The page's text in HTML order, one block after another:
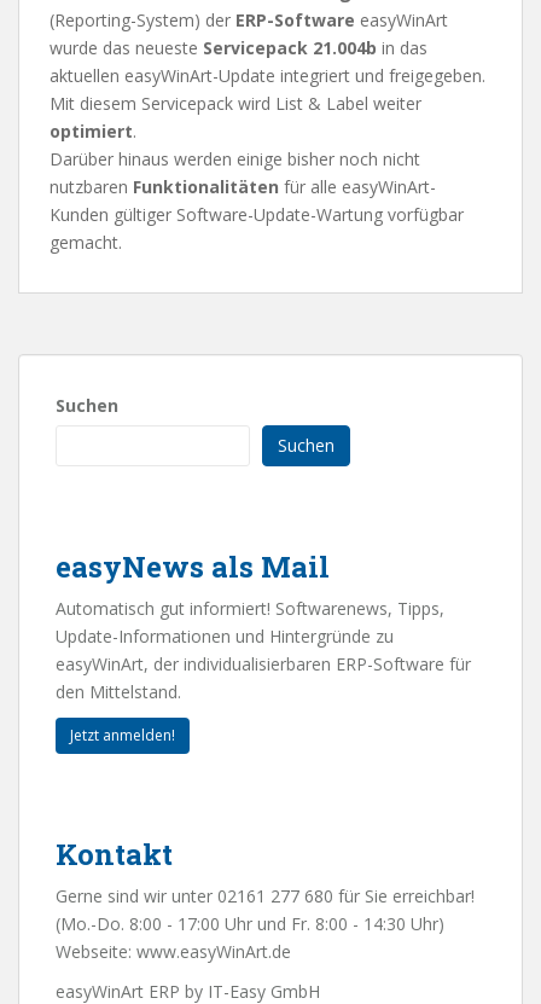
(Reporting-System) der ERP-Software easyWinArt
wurde das neueste Servicepack 21.004b in das
aktuellen easyWinArt-Update integriert und freigegeben.
Mit diesem Servicepack wird List & Label weiter
optimiert.
Darüber hinaus werden einige bisher noch nicht
nutzbaren Funktionalitäten für alle easyWinArt-
Kunden gültiger Software-Update-Wartung vorfügbar
gemacht.
Suchen
Suchen
easyNews als Mail
Automatisch gut informiert! Softwarenews, Tipps,
Update-Informationen und Hintergründe zu
easyWinArt, der individualisierbaren ERP-Software für
den Mittelstand.
Jetzt anmelden!
Kontakt
Gerne sind wir unter 02161 277 680 für Sie erreichbar!
(Mo.-Do. 8:00 - 17:00 Uhr und Fr. 8:00 - 14:30 Uhr)
Webseite: www.easyWinArt.de
easyWinArt ERP by IT-Easy GmbH